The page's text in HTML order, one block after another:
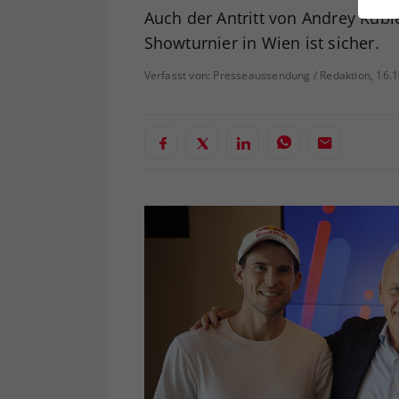
Auch der Antritt von Andrey
Showturnier in Wien ist sicher.
Verfasst von: Presseaussendung / Redaktion,